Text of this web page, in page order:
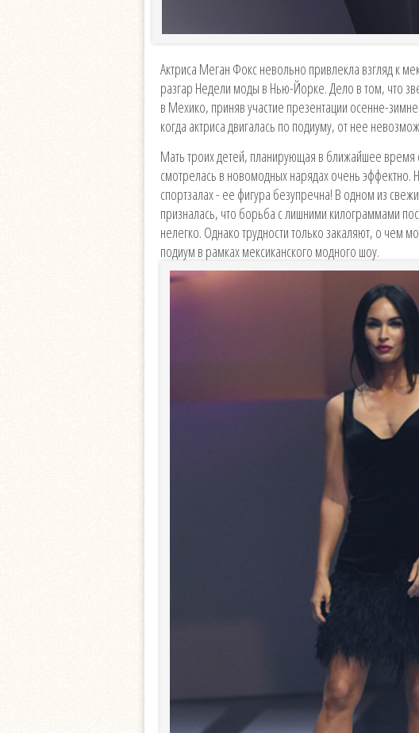
Актриса Меган Фокс невольно привлекла взгляд к
разгар Недели моды в Нью-Йорке. Дело в том, что
в Мехико, приняв участие презентации осенне-
когда актриса двигалась по подиуму, от нее
Мать троих детей, планирующая в ближайшее время
смотрелась в новомодных нарядах очень эффектно.
спортзалах - ее фигура безупречна! В одном из
призналась, что борьба с лишними килограммами
нелегко. Однако трудности только закаляют, о чем
подиум в рамках мексиканского модного шоу.